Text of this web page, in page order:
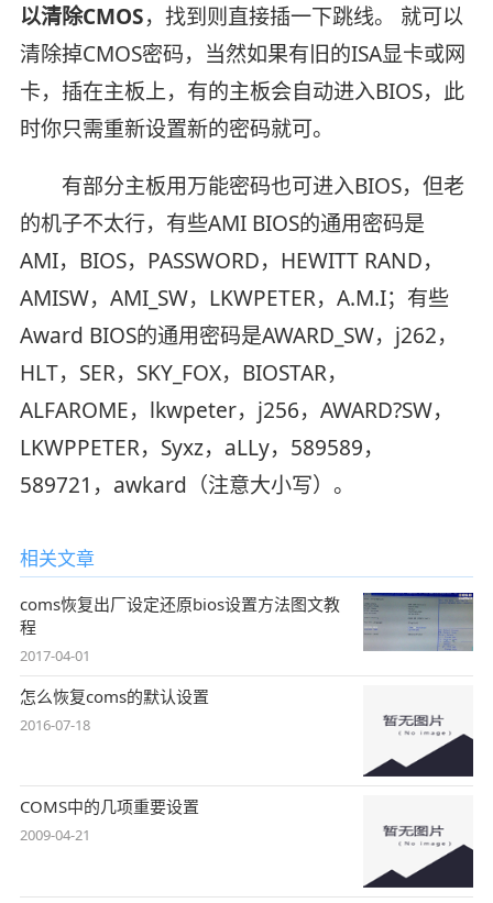
以清除CMOS，找到则直接插一下跳线。 就可以
清除掉CMOS密码，当然如果有旧的ISA显卡或网
卡，插在主板上，有的主板会自动进入BIOS，此
时你只需重新设置新的密码就可。
有部分主板用万能密码也可进入BIOS，但老
的机子不太行，有些AMI BIOS的通用密码是
AMI，BIOS，PASSWORD，HEWITT RAND，
AMISW，AMI_SW，LKWPETER，A.M.I；有些
Award BIOS的通用密码是AWARD_SW，j262，
HLT，SER，SKY_FOX，BIOSTAR，
ALFAROME，lkwpeter，j256，AWARD?SW，
LKWPPETER，Syxz，aLLy，589589，
589721，awkard（注意大小写）。
相关文章
coms恢复出厂设定还原bios设置方法图文教
程
2017-04-01
怎么恢复coms的默认设置
2016-07-18
COMS中的几项重要设置
2009-04-21